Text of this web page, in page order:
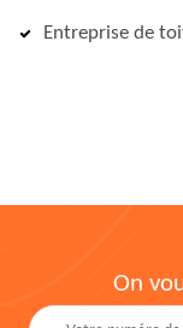
Entreprise de
On